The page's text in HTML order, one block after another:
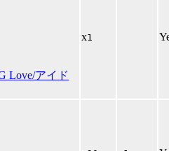
Love/アイド
x1